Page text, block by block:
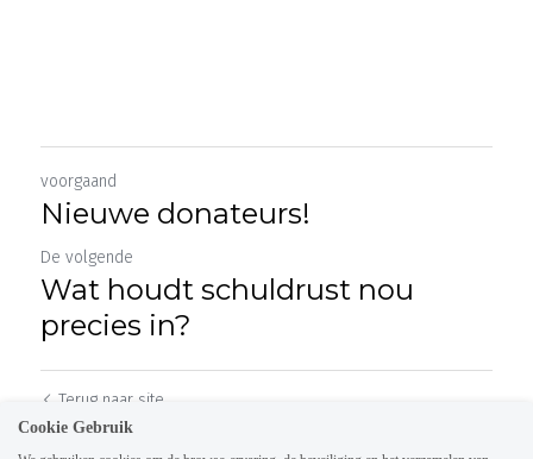
voorgaand
Nieuwe donateurs!
De volgende
Wat houdt schuldrust nou
precies in?
Terug naar site
Cookie Gebruik